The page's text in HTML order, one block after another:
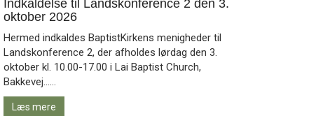
2026
Indkaldelse til Landskonference 2 den 3.
oktober 2026
Hermed indkaldes BaptistKirkens menigheder til
Landskonference 2, der afholdes lørdag den 3.
oktober kl. 10.00-17.00 i Lai Baptist Church,
Bakkevej……
mere
Læs mere